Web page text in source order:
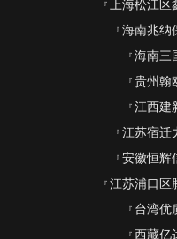
上海松江区
海南兆纳
海南三
贵州翰
江西建
江苏宿迁
安徽恒辉
江苏浦口区
台湾优
西藏亿